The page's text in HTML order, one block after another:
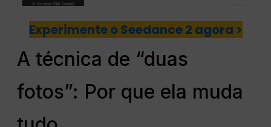
Experimente o Seedance 2 agora >
A técnica de “duas
fotos”: Por que ela muda